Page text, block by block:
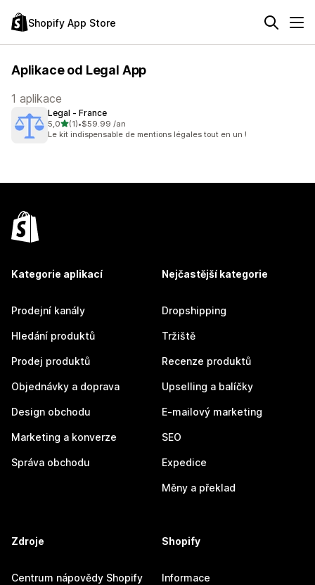
Shopify App Store
Aplikace od Legal App
1 aplikace
Legal ‑ France
5,0z 5 hvězd
(1)
Celkový počet recenzí: 1
•$59.99 /an
Le kit indispensable de mentions légales tout en un !
Kategorie aplikací
Prodejní kanály
Hledání produktů
Prodej produktů
Objednávky a doprava
Design obchodu
Marketing a konverze
Správa obchodu
Nejčastější kategorie
Dropshipping
Tržiště
Recenze produktů
Upselling a balíčky
E-mailový marketing
SEO
Expedice
Měny a překlad
Zdroje
Centrum nápovědy Shopify
Shopify
Informace